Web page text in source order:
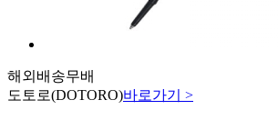
해외배송무배
도토로(DOTORO)바로가기 >